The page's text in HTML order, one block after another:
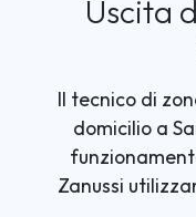
Uscita
Il tecnico di
domicilio a
Zanussi